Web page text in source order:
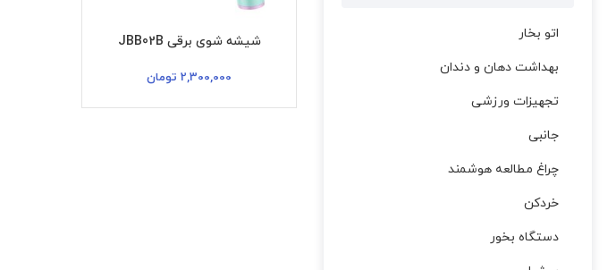
اتو بخار
بهداشت دهان و دندان
تجهیزات ورزشی
جانبی
چراغ مطالعه هوشمند
خردکن
دستگاه بخور
شیشه شوی برقی JBB02B
2,300,000 تومان